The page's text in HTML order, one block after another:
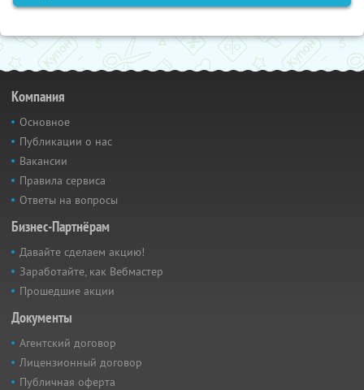
Компания
Основное
Публикации о нас
Вакансии
Правила сервиса
Ответы на вопросы
Бизнес-Партнёрам
Давайте сделаем акцию!
Заработайте, как Вебмастер
Прошедшие акции
Документы
Агентский договор
Лицензионный договор
Публичная оферта